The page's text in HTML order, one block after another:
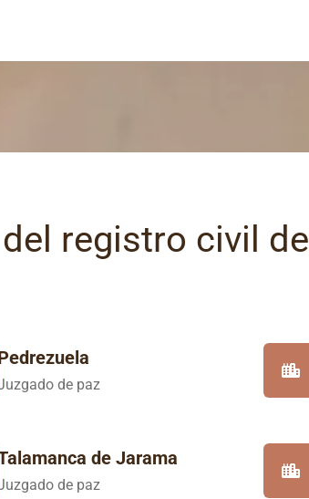
registro civil de
de paz
de Jarama
de paz